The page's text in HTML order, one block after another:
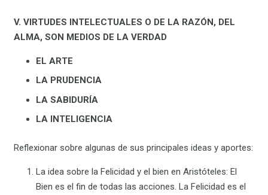
V. VIRTUDES INTELECTUALES O DE LA RAZÓN, DEL
ALMA, SON MEDIOS DE LA VERDAD
EL ARTE
LA PRUDENCIA
LA SABIDURÍA
LA INTELIGENCIA
Reflexionar sobre algunas de sus principales ideas y aportes:
La idea sobre la Felicidad y el bien en Aristóteles: El
Bien es el fin de todas las acciones. La Felicidad es el